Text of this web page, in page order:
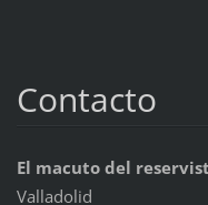
Contacto
El macuto del
Valladolid